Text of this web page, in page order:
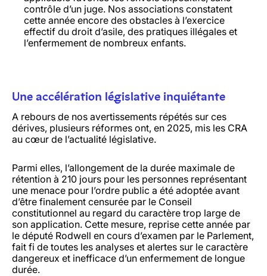
contrôle d’un juge. Nos associations constatent
cette année encore des obstacles à l’exercice
effectif du droit d’asile, des pratiques illégales et
l’enfermement de nombreux enfants.
Une accélération législative inquiétante
A rebours de nos avertissements répétés sur ces
dérives, plusieurs réformes ont, en 2025, mis les CRA
au cœur de l’actualité législative.
Parmi elles, l’allongement de la durée maximale de
rétention à 210 jours pour les personnes représentant
une menace pour l’ordre public a été adoptée avant
d’être finalement censurée par le Conseil
constitutionnel au regard du caractère trop large de
son application. Cette mesure, reprise cette année par
le député Rodwell en cours d’examen par le Parlement,
fait fi de toutes les analyses et alertes sur le caractère
dangereux et inefficace d’un enfermement de longue
durée.